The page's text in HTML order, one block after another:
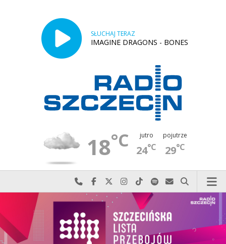
SŁUCHAJ TERAZ
IMAGINE DRAGONS - BONES
18°C jutro
24°C
pojutrze
29°C
Najlepiej po prostu do nas zadzwoń
Odwiedź nas na Facebook-u
Odwiedź nas na X
Odwiedź nas na Instagram-ie
Odwiedź nas na TikTok-u
Szukaj nas na Spotify
Wyślij do nas
Szukaj